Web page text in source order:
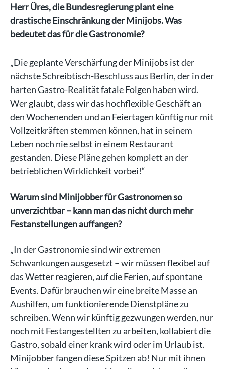
Herr Üres, die Bundesregierung plant eine
drastische Einschränkung der Minijobs. Was
bedeutet das für die Gastronomie?
„Die geplante Verschärfung der Minijobs ist der
nächste Schreibtisch-Beschluss aus Berlin, der in der
harten Gastro-Realität fatale Folgen haben wird.
Wer glaubt, dass wir das hochflexible Geschäft an
den Wochenenden und an Feiertagen künftig nur mit
Vollzeitkräften stemmen können, hat in seinem
Leben noch nie selbst in einem Restaurant
gestanden. Diese Pläne gehen komplett an der
betrieblichen Wirklichkeit vorbei!“
Warum sind Minijobber für Gastronomen so
unverzichtbar – kann man das nicht durch mehr
Festanstellungen auffangen?
„In der Gastronomie sind wir extremen
Schwankungen ausgesetzt – wir müssen flexibel auf
das Wetter reagieren, auf die Ferien, auf spontane
Events. Dafür brauchen wir eine breite Masse an
Aushilfen, um funktionierende Dienstpläne zu
schreiben. Wenn wir künftig gezwungen werden, nur
noch mit Festangestellten zu arbeiten, kollabiert die
Gastro, sobald einer krank wird oder im Urlaub ist.
Minijobber fangen diese Spitzen ab! Nur mit ihnen